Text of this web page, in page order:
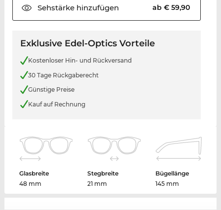
Sehstärkehinzufügen ab € 59,90
Exklusive Edel-Optics Vorteile
Kostenloser Hin- und Rückversand
30 Tage Rückgaberecht
Günstige Preise
Kauf auf Rechnung
Glasbreite
48 mm
Stegbreite
21 mm
Bügellänge
145 mm